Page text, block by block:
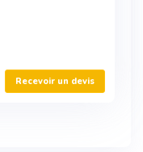
Recevoir un devis